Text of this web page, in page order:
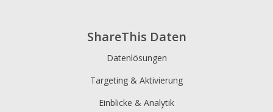
ShareThis Daten
Datenlösungen
Targeting & Aktivierung
Einblicke & Analytik